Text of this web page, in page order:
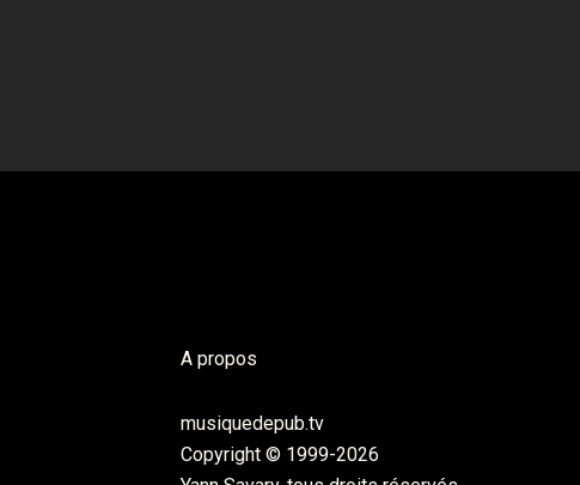
A propos
musiquedepub.tv
Copyright © 1999-2026